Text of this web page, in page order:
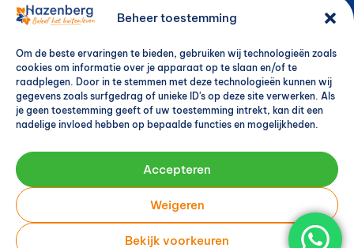
Beheer toestemming
Om de beste ervaringen te bieden, gebruiken wij technologieën zoals
cookies om informatie over je apparaat op te slaan en/of te
raadplegen. Door in te stemmen met deze technologieën kunnen wij
gegevens zoals surfgedrag of unieke ID's op deze site verwerken. Als
je geen toestemming geeft of uw toestemming intrekt, kan dit een
nadelige invloed hebben op bepaalde functies en mogelijkheden.
Accepteren
Weigeren
Bekijk voorkeuren